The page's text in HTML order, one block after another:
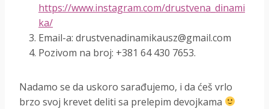
https://www.instagram.com/drustvena_dinami
ka/
Email-a: drustvenadinamikausz@gmail.com
Pozivom na broj: +381 64 430 7653.
Nadamo se da uskoro sarađujemo, i da ćeš vrlo
brzo svoj krevet deliti sa prelepim devojkama